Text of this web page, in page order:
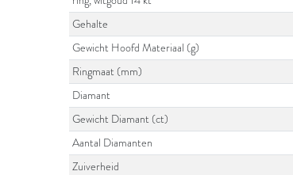
Gehalte
Gewicht Hoofd Materiaal (g)
Ringmaat (mm)
Diamant
Gewicht Diamant (ct)
Aantal Diamanten
Zuiverheid